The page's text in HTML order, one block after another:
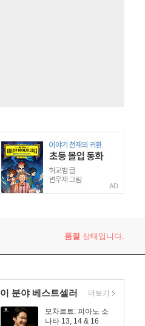
AD
품절 상태입니다.
이 분야 베스트셀러
모차르트: 피아노 소
나타 13, 14 & 16
더보기